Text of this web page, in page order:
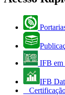
IFB em
IFB